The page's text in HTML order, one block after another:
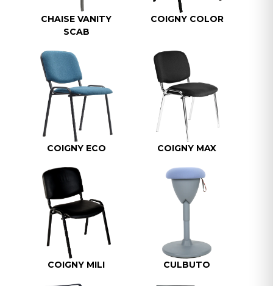
CHAISE VANITY
SCAB
COIGNY COLOR
COIGNY ECO COIGNY MAX
COIGNY MILI CULBUTO